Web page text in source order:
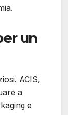
un
ACIS,
a
e